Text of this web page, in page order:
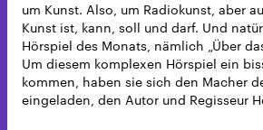
um Kunst. Also, um Radiokunst, aber
Kunst ist, kann, soll und darf. Und
Hörspiel des Monats, nämlich „Über
Um diesem komplexen Hörspiel ein
kommen, haben sie sich den Macher
eingeladen, den Autor und Regisseur